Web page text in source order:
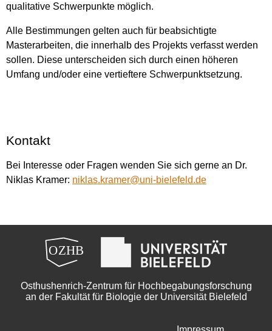
qualitative Schwerpunkte möglich.
Alle Bestimmungen gelten auch für beabsichtigte
Masterarbeiten, die innerhalb des Projekts verfasst werden
sollen. Diese unterscheiden sich durch einen höheren
Umfang und/oder eine vertieftere Schwerpunktsetzung.
Kontakt
Bei Interesse oder Fragen wenden Sie sich gerne an Dr.
Niklas Kramer: niklas.kramer@uni-bielefeld.de
Osthushenrich-Zentrum für Hochbegabungsforschung
an der Fakultät für Biologie der Universität Bielefeld